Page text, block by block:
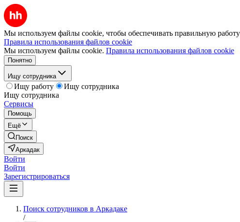
Мы используем файлы cookie, чтобы обеспечивать правильную
Правила использования файлов cookie
Мы используем файлы cookie. Правила использования файлов cookie
Понятно
Ищу сотрудника
Ищу работу
Ищу сотрудника
Ищу сотрудника
Сервисы
Помощь
Ещё
Поиск
Аркадак
Войти
Войти
Зарегистрироваться
Поиск сотрудников в Аркадаке
/